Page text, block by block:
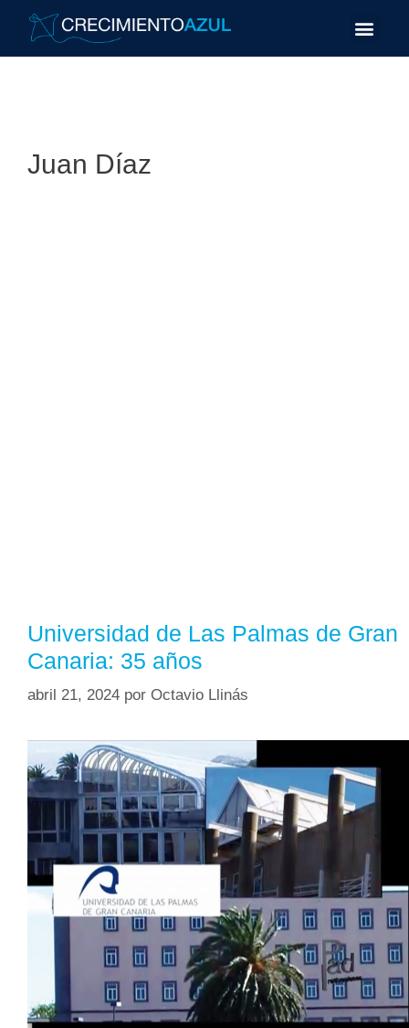
Juan Díaz
Universidad de Las Palmas de Gran
Canaria: 35 años
abril 21, 2024 por Octavio Llinás